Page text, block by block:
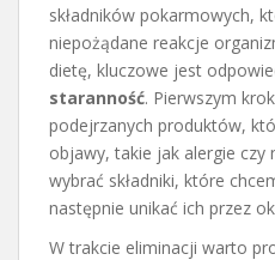
składników pokarmowych,
niepożądane reakcje
dietę, kluczowe jest
staranność. Pierwszym
podejrzanych produktów,
objawy, takie jak alergie czy
wybrać składniki, które
następnie unikać ich przez
W trakcie eliminacji warto